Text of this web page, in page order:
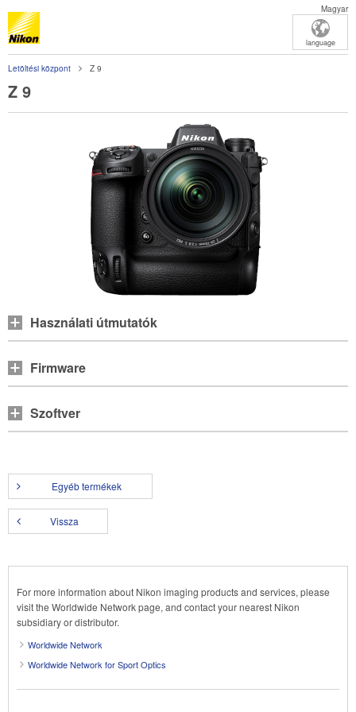
Magyar
language
Letöltési központ Z 9
Z 9
Használati útmutatók
Firmware
Szoftver
Egyéb termékek
Vissza
For more information about Nikon imaging products and services, please
visit the Worldwide Network page, and contact your nearest Nikon
subsidiary or distributor.
Worldwide Network
Worldwide Network for Sport Optics